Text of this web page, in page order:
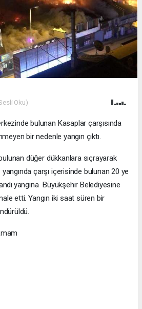
Oku)
bulunan Kasaplar çarşısında
bir nedenle yangın çıktı.
düğer dükkanlara sıçrayarak
çarşı içerisinde bulunan 20 ye
Büyükşehir Belediyesine
etti. Yangın iki saat süren bir